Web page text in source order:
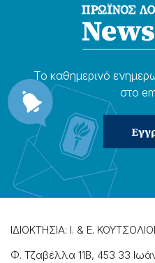
Το καθημερɩνό
στο
ΙΔΙΟΚΤΗΣΙΑ: Ι. & Ε.
Φ. Τζαβέλλα 11Β, 453 33